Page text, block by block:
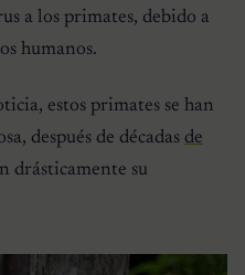
a los primates, debido a
humanos.
estos primates se han
después de décadas de
drásticamente su